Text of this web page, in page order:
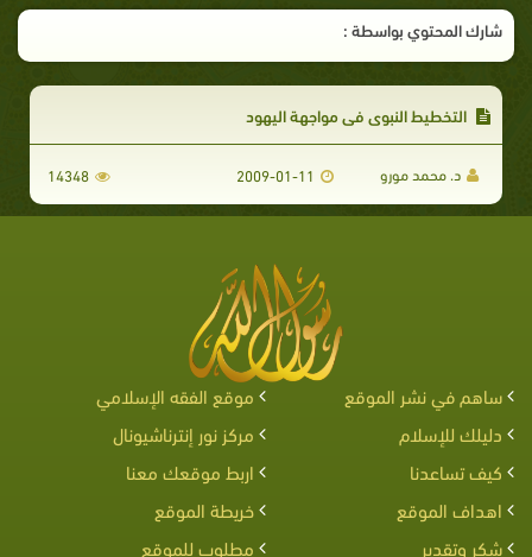
شارك المحتوي بواسطة :
التخطيط النبوى فى مواجهة اليهود
د. محمد مورو 2009-01-11
14348
ساهم في نشر الموقع
موقع الفقه الإسلامي
دليلك للإسلام
مركز نور إنترناشيونال
كيف تساعدنا
اربط موقعك معنا
اهداف الموقع
خريطة الموقع
شكر وتقدير
مطلوب للموقع